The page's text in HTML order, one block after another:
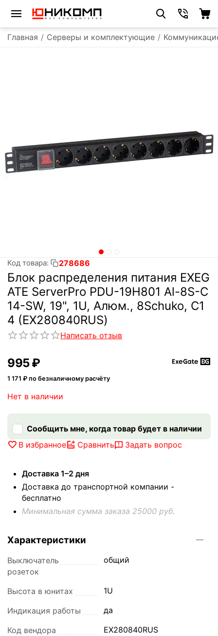
Главная / Серверы и комплектующие /
Код товара: 278686
Блок распределения питания EXEG
ATE ServerPro PDU-19H801 Al-8S-C
14-SW, 19", 1U, Алюм., 8Schuko, С1
4 (EX280840RUS)
Написать отзыв
‍995‍₽
1 171 ₽ по безналичному расчёту
Нет в наличии
Сообщить мне, когда товар будет в наличии
В избранное
Сравнить Задать вопрос
Доставка 1–2 дня
Доставка до транспортной компании -
бесплатно
Минимальная сумма заказа 25000 руб.
Характеристики
Выключатель
розеток
общий
Высота в юнитах 1U
Индикация работы да
Код вендора EX280840RUS